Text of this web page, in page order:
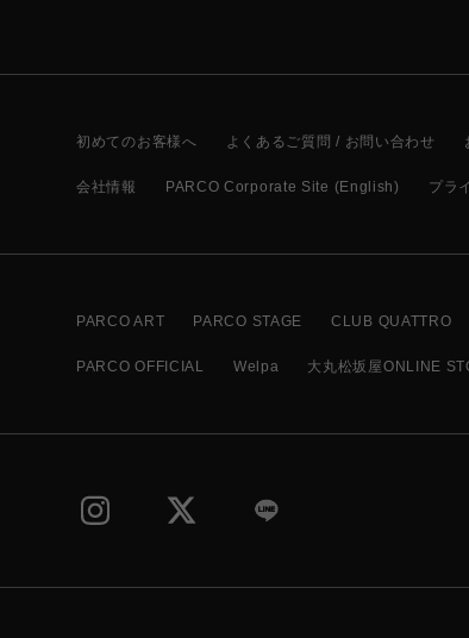
初めてのお客様へ よくあるご質問 / お問い合わせ
会社情報 PARCO Corporate Site (English) プラ
PARCO ART PARCO STAGE CLUB QUATTRO
PARCO OFFICIAL Welpa 大丸松坂屋ONLINE